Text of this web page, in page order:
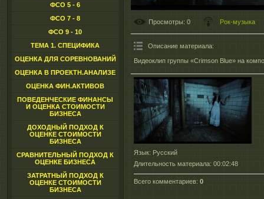
ФСО 5 - 6
ФСО 7 - 8
ФСО 9 - 10
ТЕМА 1. СПЕЦИФИКА
ОЦЕНКА ДЛЯ СОРЕВНОВАНИЙ
ОЦЕНКА В ПРОЕКТН.АНАЛИЗЕ
ОЦЕНКА ФИН.АКТИВОВ
ПОВЕДЕНЧЕСКИЕ ФИНАНСЫ
И ОЦЕНКА СТОИМОСТИ
БИЗНЕСА
ДОХОДНЫЙ ПОДХОД К
ОЦЕНКЕ СТОИМОСТИ
БИЗНЕСА
СРАВНИТЕЛЬНЫЙ ПОДХОД К
ОЦЕНКЕ БИЗНЕСА
ЗАТРАТНЫЙ ПОДХОД К
ОЦЕНКЕ СТОИМОСТИ
БИЗНЕСА
Просмотры: 0 Рок-музыка
Описание материала:
Видеоклип группы «Crimson Blue» на
Язык: Русский
Длительность материала: 00:02:48
Всего комментариев: 0